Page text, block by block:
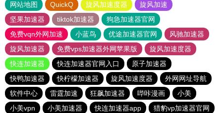
网站地图 QuickQ 旋风加速度器
旋风加速
坚果加速器
tiktok加速器
狗急加速器官网
免费vqn外网加速
小蓝鸟 优途加速器官网
风驰加速器
旋风加速器
免费vps加速器外网苹果版
旋风加速度器
快连加速器
快连加速器官网入口
原子加速器
快鸭加速器
快柠檬加速器 旋风加速度器
外网网址导航
软件中心
雷霆加速 狂飙加速器 哔咔漫画
小美
小美vpn
小美加速器 快连加速器app
猎豹vp加速器官网